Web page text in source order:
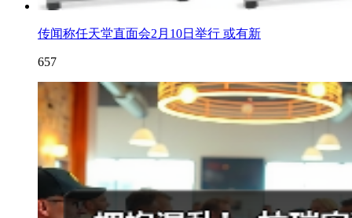
传闻称任天堂直面会2月10日举行 或有新
657